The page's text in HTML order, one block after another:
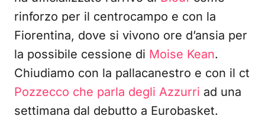
rinforzo per il centrocampo e con la
Fiorentina, dove si vivono ore d’ansia per
la possibile cessione di Moise Kean.
Chiudiamo con la pallacanestro e con il ct
Pozzecco che parla degli Azzurri ad una
settimana dal debutto a Eurobasket.